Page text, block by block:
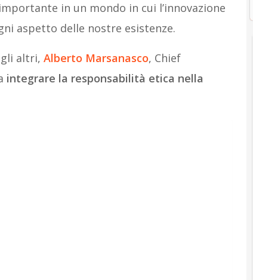
in un mondo in cui l’innovazione
aspetto delle nostre esistenze.
altri, Alberto Marsanasco, Chief
integrare la responsabilità etica nella